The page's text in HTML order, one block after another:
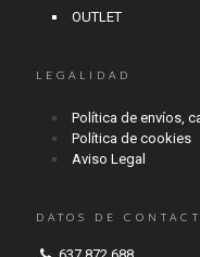
OUTLET
LEGALIDAD
Política de envíos,
Política de cookies
Aviso Legal
DATOS DE